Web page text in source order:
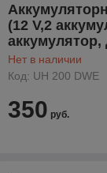
(12 V,2
Нет в наличии
Код: UH 200 DWE
350 руб.